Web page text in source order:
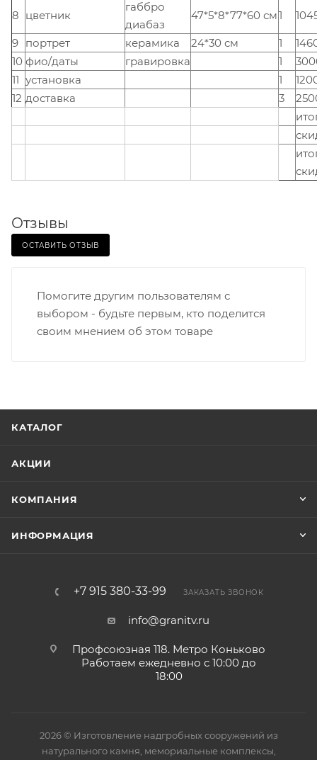
8 цветник
габбро
диабаз
47*5*8*77*60 см1
9 портрет керамика 24*30 см 1
10 фио/даты гравировка 1
11 установка 1
12 доставка 3
Отзывы
ОСТАВИТЬ ОТЗЫВ
Помогите другим пользователям с
выбором - будьте первым, кто поделится
своим мнением об этом товаре
КАТАЛОГ
АКЦИИ
КОМПАНИЯ
ИНФОРМАЦИЯ
+7 915 380-33-99 ЗАКАЗАТЬ ЗВОНОК
info@granitv.ru
Профсоюзная 118. Метро Коньково
Работаем ежедневно с 10:00 до
18:00
2026 © Изготовление надгробных сооружений из
натурального камня, мемориальные комплексы,